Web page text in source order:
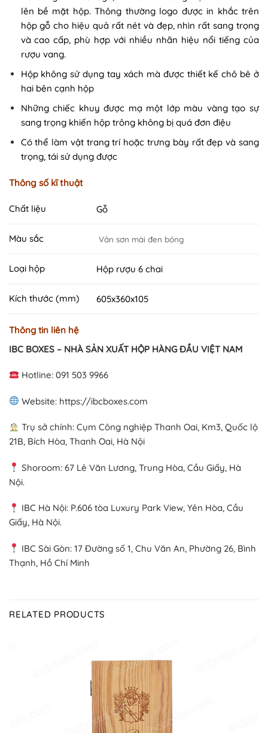
lên bề mặt hộp. Thông thường logo được in khắc trên
hộp gỗ cho hiệu quả rất nét và đẹp, nhìn rất sang trọng
và cao cấp, phù hợp với nhiều nhãn hiệu nổi tiếng của
rượu vang.
Hộp không sử dụng tay xách mà được thiết kế chô bê ở
hai bên cạnh hộp
Những chiếc khuy được mạ một lớp màu vàng tạo sự
sang trọng khiến hộp trông không bị quá đơn điệu
Có thể làm vật trang trí hoặc trưng bày rất đẹp và sang
trọng, tái sử dụng được
Thông số kĩ thuật
Chất liệu Gỗ
Màu sắc Vân sơn mài đen bóng
Loại hộp Hộp rượu 6 chai
Kích thước (mm) 605x360x105
Thông tin liên hệ
IBC BOXES – NHÀ SẢN XUẤT HỘP HÀNG ĐẦU VIỆT NAM
Hotline: 091 503 9966
Website: https://ibcboxes.com
Trụ sở chính: Cụm Công nghiệp Thanh Oai, Km3, Quốc lộ
21B, Bích Hòa, Thanh Oai, Hà Nội
Shoroom: 67 Lê Văn Lương, Trung Hòa, Cầu Giấy, Hà
Nội.
IBC Hà Nội: P.606 tòa Luxury Park View, Yên Hòa, Cầu
Giấy, Hà Nội.
IBC Sài Gòn: 17 Đường số 1, Chu Văn An, Phường 26, Bình
Thạnh, Hồ Chí Minh
RELATED PRODUCTS